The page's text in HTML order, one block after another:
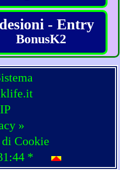
- Entry
BonusK2
»
Cookie
*